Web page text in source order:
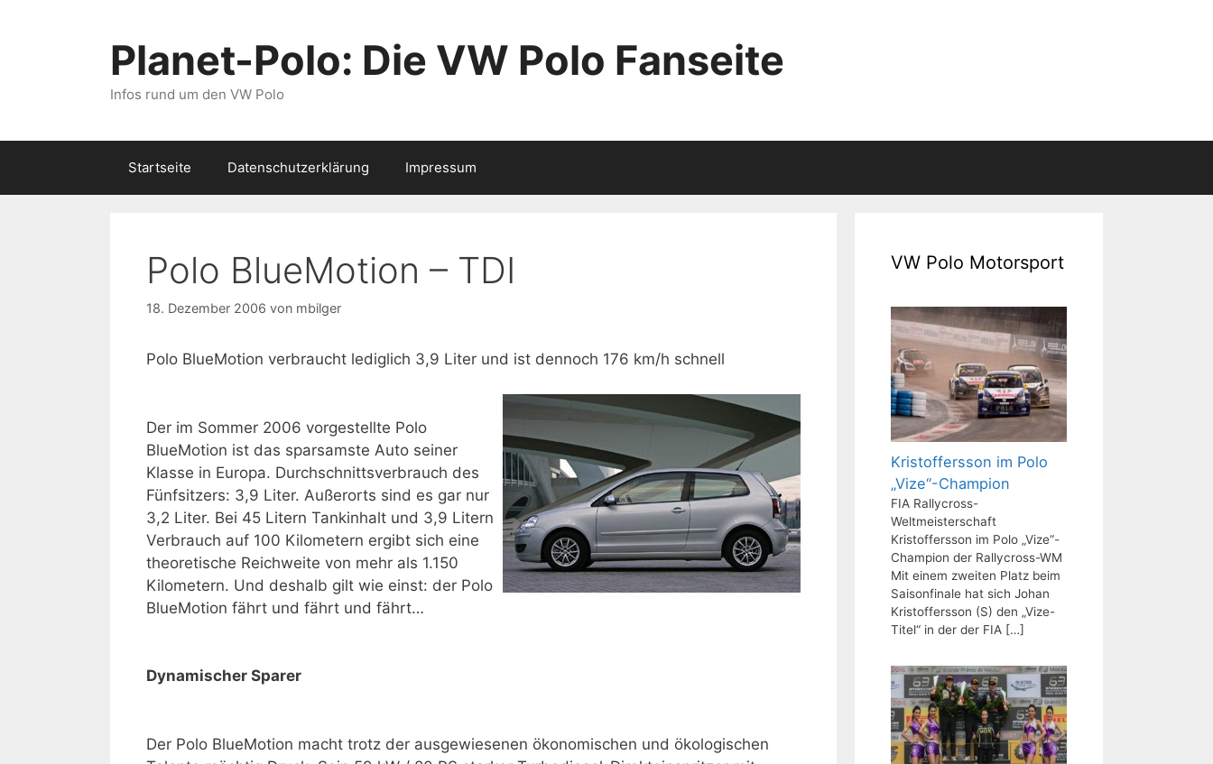
Planet-Polo: Die VW Polo Fanseite
Infos rund um den VW Polo
Startseite Datenschutzerklärung Impressum
Polo BlueMotion – TDI
18. Dezember 2006 von mbilger
Polo BlueMotion verbraucht lediglich 3,9 Liter und ist dennoch 176 km/h schnell
Der im Sommer 2006 vorgestellte Polo
BlueMotion ist das sparsamste Auto seiner
Klasse in Europa. Durchschnittsverbrauch des
Fünfsitzers: 3,9 Liter. Außerorts sind es gar nur
3,2 Liter. Bei 45 Litern Tankinhalt und 3,9 Litern
Verbrauch auf 100 Kilometern ergibt sich eine
theoretische Reichweite von mehr als 1.150
Kilometern. Und deshalb gilt wie einst: der Polo
BlueMotion fährt und fährt und fährt…
Dynamischer Sparer
Der Polo BlueMotion macht trotz der ausgewiesenen ökonomischen und ökologischen
VW Polo Motorsport
Kristoffersson im Polo
„Vize“-Champion
FIA Rallycross-
Weltmeisterschaft
Kristoffersson im Polo „Vize“-
Champion der Rallycross-WM
Mit einem zweiten Platz beim
Saisonfinale hat sich Johan
Kristoffersson (S) den „Vize-
Titel“ in der der FIA […]